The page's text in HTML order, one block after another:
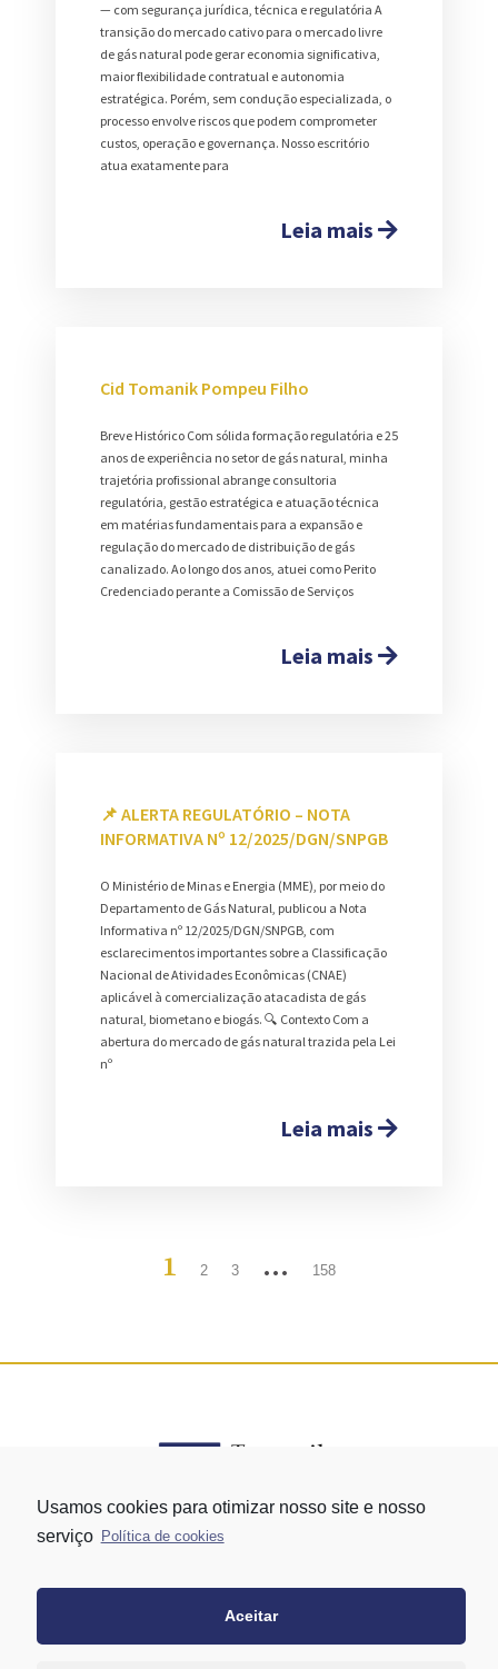
— com segurança jurídica, técnica e regulatória A
transição do mercado cativo para o mercado livre
de gás natural pode gerar economia significativa,
maior flexibilidade contratual e autonomia
estratégica. Porém, sem condução especializada, o
processo envolve riscos que podem comprometer
custos, operação e governança. Nosso escritório
atua exatamente para
Leia mais
Cid Tomanik Pompeu Filho
Breve Histórico Com sólida formação regulatória e 25
anos de experiência no setor de gás natural, minha
trajetória profissional abrange consultoria
regulatória, gestão estratégica e atuação técnica
em matérias fundamentais para a expansão e
regulação do mercado de distribuição de gás
canalizado. Ao longo dos anos, atuei como Perito
Credenciado perante a Comissão de Serviços
Leia mais
📌 ALERTA REGULATÓRIO – NOTA
INFORMATIVA Nº 12/2025/DGN/SNPGB
O Ministério de Minas e Energia (MME), por meio do
Departamento de Gás Natural, publicou a Nota
Informativa nº 12/2025/DGN/SNPGB, com
esclarecimentos importantes sobre a Classificação
Nacional de Atividades Econômicas (CNAE)
aplicável à comercialização atacadista de gás
natural, biometano e biogás. 🔍 Contexto Com a
abertura do mercado de gás natural trazida pela Lei
nº
Leia mais
1 2 3 … 158
+55 11 95058-7769 (Whatsapp)
Usamos cookies para otimizar nosso site e nosso
serviço Política de cookies
Aceitar